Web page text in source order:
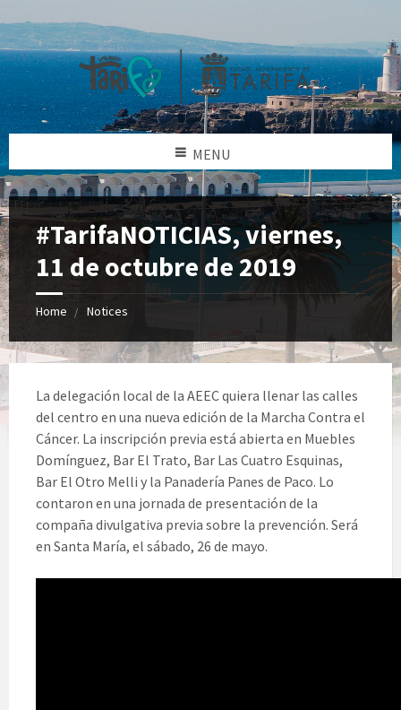
MENU
#TarifaNOTICIAS, viernes,
11 de octubre de 2019
Home Notices
La delegación local de la AEEC quiera llenar las calles
del centro en una nueva edición de la Marcha Contra el
Cáncer. La inscripción previa está abierta en Muebles
Domínguez, Bar El Trato, Bar Las Cuatro Esquinas,
Bar El Otro Melli y la Panadería Panes de Paco. Lo
contaron en una jornada de presentación de la
compaña divulgativa previa sobre la prevención. Será
en Santa María, el sábado, 26 de mayo.